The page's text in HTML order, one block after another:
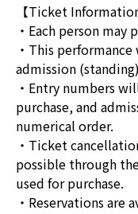
【Ticket Information
・Each person
・This
admission
・Entry numbers
purchase, and
numerical order.
・Ticket
possible through
used for purchase.
・Reservations are